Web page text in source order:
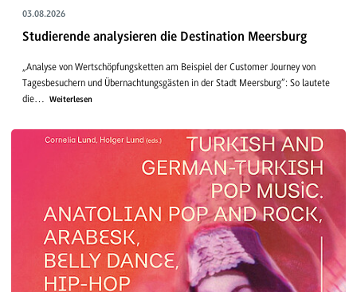
03.08.2026
Studierende analysieren die Destination Meersburg
„Analyse von Wertschöpfungsketten am Beispiel der Customer Journey von
Tagesbesuchern und Übernachtungsgästen in der Stadt Meersburg“: So lautete
die…
Weiterlesen